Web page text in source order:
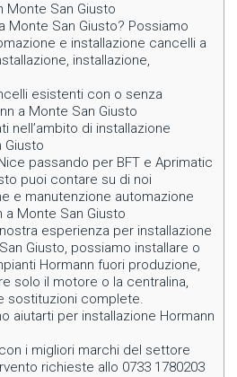
Monte San Giusto
Monte San Giusto? Possiamo
e installazione cancelli a
installazione,
esistenti con o senza
a Monte San Giusto
nell’ambito di installazione
Giusto
passando per BFT e Aprimatic
puoi contare su di noi
e manutenzione automazione
a Monte San Giusto
esperienza per installazione
Giusto, possiamo installare o
Hormann fuori produzione,
solo il motore o la centralina,
sostituzioni complete.
aiutarti per installazione Hormann
i migliori marchi del settore
richieste allo 0733 1780203